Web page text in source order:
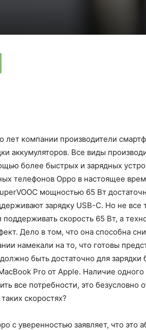
лет компании производители
аккумуляторов. Все виды
более быстрых и зарядных
телефонов Oppo в настоящее
мощностью 65 Вт
зарядку USB-C. Но не
скорость 65 Вт, а
Дело в том, что она способна
намекали на то, что готовы
быть достаточно для зарядки
Pro от Apple. Наличие одного
все потребности, это безусловно
скоростях?
с уверенностью заявляет, что это